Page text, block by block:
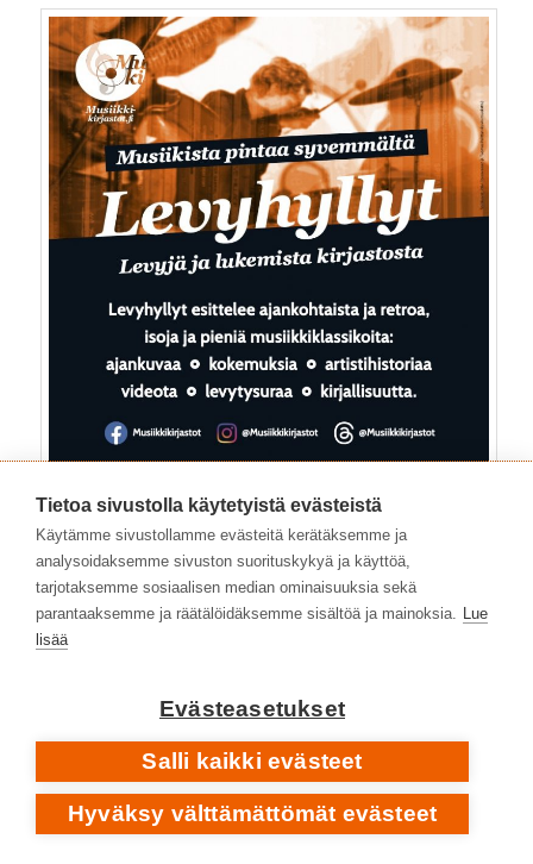
Yleinen |Avainsanat: 1970-luku
Huovinen Timo,Lehtinen Risto,Mikojan Matthau
Pate,Poko Rekords,Popeda,Raswaa koneeseen Vol. 2,
Raswaa koneeseen!,rock,Sundqvist Mika,Suomi,
suomirock,Syrjä Mikko,Tampere |Kommentoi
Tietoa sivustolla käytetyistä evästeistä
Käytämme sivustollamme evästeitä kerätäksemme ja
analysoidaksemme sivuston suorituskykyä ja käyttöä,
tarjotaksemme sosiaalisen median ominaisuuksia sekä
parantaaksemme ja räätälöidäksemme sisältöä ja mainoksia. Lue
lisää
Evästeasetukset
Salli kaikki evästeet
Hyväksy välttämättömät evästeet